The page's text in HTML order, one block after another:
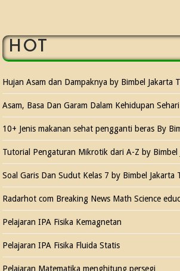
HOT
Hujan Asam dan Dampaknya by Bimbel Jakarta
Asam, Basa Dan Garam Dalam Kehidupan
10+ Jenis makanan sehat pengganti beras By
Tutorial Pengaturan Mikrotik dari A-Z by Bimbel
Soal Garis Dan Sudut Kelas 7 by Bimbel Jakarta
Radarhot com Breaking News Math Science
Pelajaran IPA Fisika Kemagnetan
Pelajaran IPA Fisika Fluida Statis
Pelajaran Matematika menghitung persegi